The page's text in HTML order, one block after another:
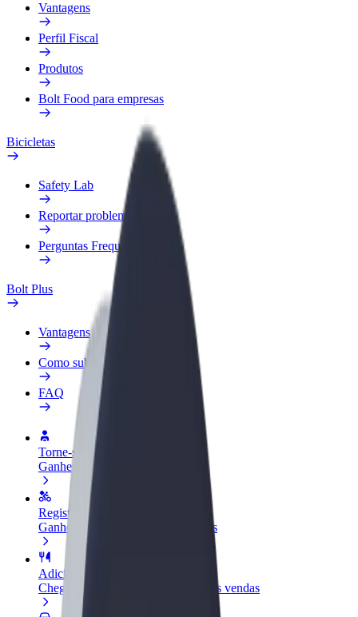
Vantagens
Perfil Fiscal
Produtos
Bolt Food para empresas
Bicicletas
Safety Lab
Reportar problema
Perguntas Frequentes
Bolt Plus
Vantagens
Como subscrever
FAQ
Torne-se motorista
Ganhe dinheiro quando quiser
Registe a sua frota de estafetas
Ganhe dinheiro a entregar refeições
Adicione um restaurante ou loja
Chegue a mais clientes e aumente as vendas